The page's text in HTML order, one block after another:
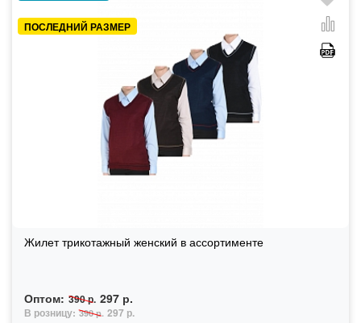
ПОСЛЕДНИЙ РАЗМЕР
Жилет трикотажный женский в ассортименте
Оптом: 390 р. 297 р.
В розницу: 390 р. 297 р.